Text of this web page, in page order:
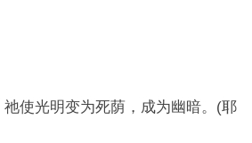
使光明变为死荫，成为幽暗。(耶